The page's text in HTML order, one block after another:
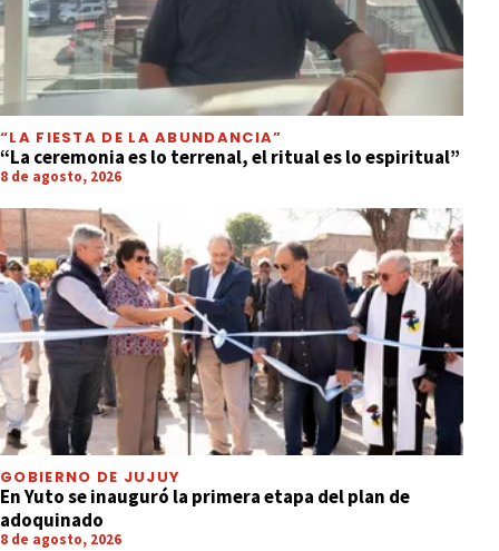
“LA FIESTA DE LA ABUNDANCIA”
“La ceremonia es lo terrenal, el ritual es lo espiritual”
8 de agosto, 2026
GOBIERNO DE JUJUY
En Yuto se inauguró la primera etapa del plan de
adoquinado
8 de agosto, 2026